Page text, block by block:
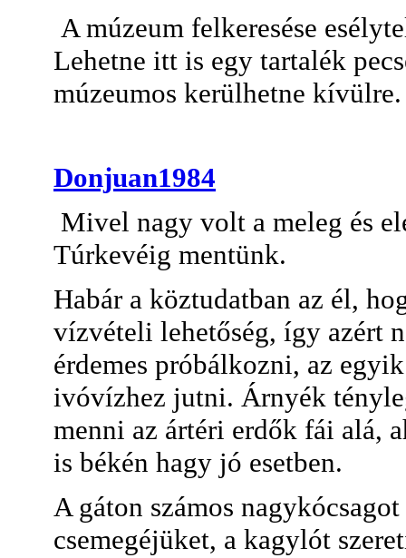
A múzeum felkeresése
Lehetne itt is egy tartalék
múzeumos kerülhetne kívülre.
Donjuan1984
Mivel nagy volt a meleg és
Túrkevéig mentünk.
Habár a köztudatban az él,
vízvételi lehetőség, így azért
érdemes próbálkozni, az
ivóvízhez jutni. Árnyék
menni az ártéri erdők fái alá,
is békén hagy jó esetben.
A gáton számos
csemegéjüket, a kagylót